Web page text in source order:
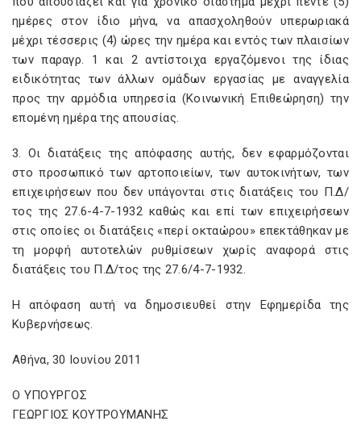
ημέρες στον ίδιο μήνα, να απασχοληθούν υπερωριακά
μέχρι τέσσερις (4) ώρες την ημέρα και εντός των πλαισίων
των παραγρ. 1 και 2 αντίστοιχα εργαζόμενοι της ίδιας
ειδικότητας των άλλων ομάδων εργασίας με αναγγελία
προς την αρμόδια υπηρεσία (Κοινωνική Επιθεώρηση) την
επομένη ημέρα της απουσίας.
3. Οι διατάξεις της απόφασης αυτής, δεν εφαρμόζονται
στο προσωπικό των αρτοποιείων, των αυτοκινήτων, των
επιχειρήσεων που δεν υπάγονται στις διατάξεις του Π.Δ/
τος της 27.6-4-7-1932 καθώς και επί των επιχειρήσεων
στις οποίες οι διατάξεις «περί οκταώρου» επεκτάθηκαν με
τη μορφή αυτοτελών ρυθμίσεων χωρίς αναφορά στις
διατάξεις του Π.Δ/τος της 27.6/4-7-1932.
Η απόφαση αυτή να δημοσιευθεί στην Εφημερίδα της
Κυβερνήσεως.
Αθήνα, 30 Ιουνίου 2011
Ο ΥΠΟΥΡΓΟΣ
ΓΕΩΡΓΙΟΣ ΚΟΥΤΡΟΥΜΑΝΗΣ